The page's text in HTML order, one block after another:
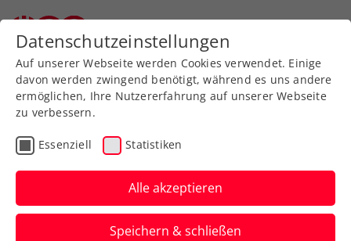
Zurück zur Newsübersicht
ATP
ATP Rom: Ofner schlägt
sich gegen Sinner wacker
Dennoch kommt für Österreichs Nummer
Datenschutzeinstellungen
Auf unserer Webseite werden Cookies verwendet. Einige
davon werden zwingend benötigt, während es uns andere
ermöglichen, Ihre Nutzererfahrung auf unserer Webseite
zu verbessern.
Essenziell Statistiken
Alle akzeptieren
Speichern & schließen